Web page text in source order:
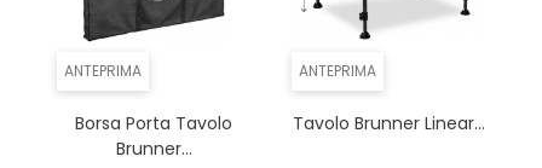
ANTEPRIMA
Borsa Porta Tavolo
Brunner...
ANTEPRIMA
Tavolo Brunner Linear...